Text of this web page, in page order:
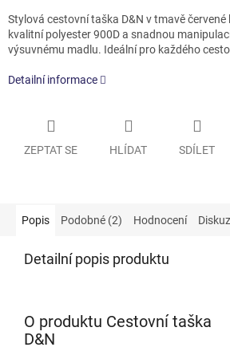
Stylová cestovní taška D&N v tmavě červené
kvalitní polyester 900D a snadnou
výsuvnému madlu. Ideální pro každého
Detailní informace
ZEPTAT SE HLÍDAT SDÍLET
Popis Podobné (2) Hodnocení
Detailní popis produktu
O produktu Cestovní taška
D&N